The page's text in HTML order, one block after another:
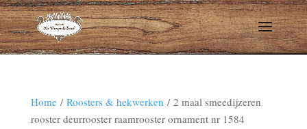
Home/ Roosters & hekwerken / 2 maal smeedijzeren
rooster deurrooster raamrooster ornament nr 1584